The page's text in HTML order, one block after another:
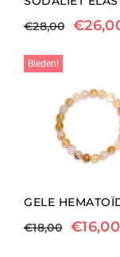
€28,00 €
Bieden!
€18,00 €16,00